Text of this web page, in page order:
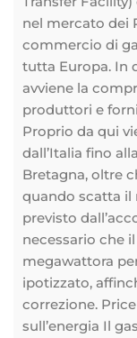
nel mercato dei
commercio di
tutta Europa. In
avviene la
produttori e
Proprio da qui
dall’Italia fino
Bretagna, oltre
quando scatta il
previsto
necessario che
megawattora
ipotizzato,
correzione.
sull’energia Il